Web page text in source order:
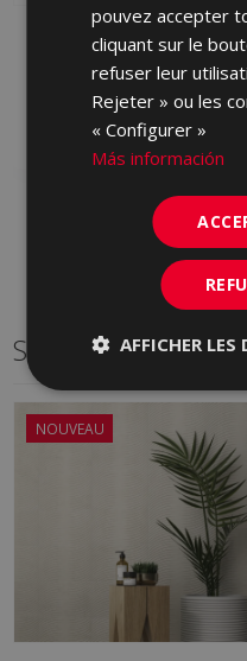
PETRALAVA ARENA 30,5
HCZ230 | 30.5x60.5
Ajouter aux favoris
Série connexe
NOUVEAU
pouvez accepter
cliquant sur le
refuser leur
Rejeter » ou les
« Configurer »
Más información
AFFICHER LES